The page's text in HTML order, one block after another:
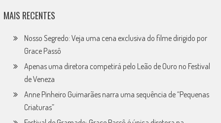
MAIS RECENTES
Nosso Segredo: Veja uma cena exclusiva do filme dirigido por
Grace Passô
Apenas uma diretora competirá pelo Leão de Ouro no Festival
de Veneza
Anne Pinheiro Guimarães narra uma sequência de “Pequenas
Criaturas”